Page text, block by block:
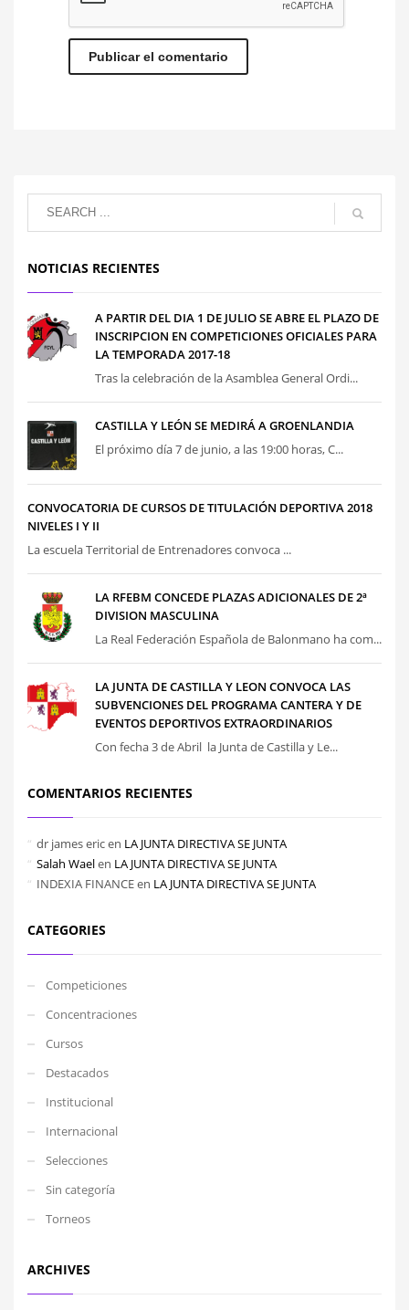
NOTICIAS RECIENTES
A PARTIR DEL DIA 1 DE JULIO SE ABRE EL PLAZO DE
INSCRIPCION EN COMPETICIONES OFICIALES PARA
LA TEMPORADA 2017-18
Tras la celebración de la Asamblea General Ordi...
CASTILLA Y LEÓN SE MEDIRÁ A GROENLANDIA
El próximo día 7 de junio, a las 19:00 horas, C...
CONVOCATORIA DE CURSOS DE TITULACIÓN DEPORTIVA 2018
NIVELES I Y II
La escuela Territorial de Entrenadores convoca ...
LA RFEBM CONCEDE PLAZAS ADICIONALES DE 2ª
DIVISION MASCULINA
La Real Federación Española de Balonmano ha com...
LA JUNTA DE CASTILLA Y LEON CONVOCA LAS
SUBVENCIONES DEL PROGRAMA CANTERA Y DE
EVENTOS DEPORTIVOS EXTRAORDINARIOS
Con fecha 3 de Abril la Junta de Castilla y Le...
COMENTARIOS RECIENTES
dr james ericen LA JUNTA DIRECTIVA SE JUNTA
Salah Waelen LA JUNTA DIRECTIVA SE JUNTA
INDEXIA FINANCEen LA JUNTA DIRECTIVA SE JUNTA
CATEGORIES
Competiciones
Concentraciones
Cursos
Destacados
Institucional
Internacional
Selecciones
Sin categoría
Torneos
ARCHIVES